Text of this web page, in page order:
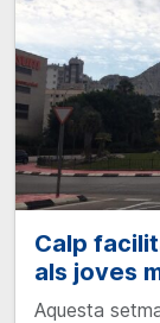
Calp
als joves
Aquesta